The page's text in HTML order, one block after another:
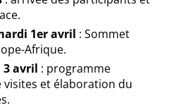
1er avril : Sommet
Afrique.
3 avril : programme
et élaboration du